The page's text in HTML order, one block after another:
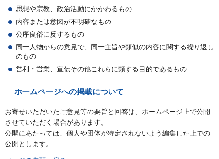
思想や宗教、政治活動にかかわるもの
内容または意図が不明確なもの
公序良俗に反するもの
同一人物からの意見で、同一主旨や類似の内容に関する繰り返し
のもの
営利・営業、宣伝その他これらに類する目的であるもの
ホームページへの掲載について
お寄せいただいたご意見等の要旨と回答は、ホームページ上で公開
させていただく場合があります。
公開にあたっては、個人や団体が特定されないよう編集した上での
公開とします。